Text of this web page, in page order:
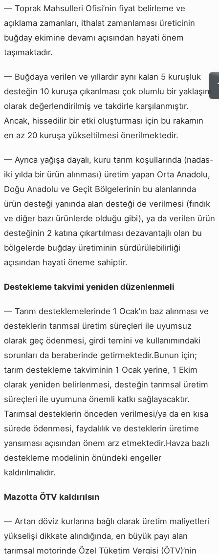
— Toprak Mahsulleri Ofisi’nin fiyat belirleme ve
açıklama zamanları, ithalat zamanlaması üreticinin
buğday ekimine devamı açısından hayati önem
taşımaktadır.
— Buğdaya verilen ve yıllardır aynı kalan 5 kuruşluk
desteğin 10 kuruşa çıkarılması çok olumlu bir yaklaşım
olarak değerlendirilmiş ve takdirle karşılanmıştır.
Ancak, hissedilir bir etki oluşturması için bu rakamın
en az 20 kuruşa yükseltilmesi önerilmektedir.
— Ayrıca yağışa dayalı, kuru tarım koşullarında (nadas-
iki yılda bir ürün alınması) üretim yapan Orta Anadolu,
Doğu Anadolu ve Geçit Bölgelerinin bu alanlarında
ürün desteği yanında alan desteği de verilmesi (fındık
ve diğer bazı ürünlerde olduğu gibi), ya da verilen ürün
desteğinin 2 katına çıkartılması dezavantajlı olan bu
bölgelerde buğday üretiminin sürdürülebilirliği
açısından hayati öneme sahiptir.
Destekleme takvimi yeniden düzenlenmeli
— Tarım desteklemelerinde 1 Ocak’ın baz alınması ve
desteklerin tarımsal üretim süreçleri ile uyumsuz
olarak geç ödenmesi, girdi temini ve kullanımındaki
sorunları da beraberinde getirmektedir.Bunun için;
tarım destekleme takviminin 1 Ocak yerine, 1 Ekim
olarak yeniden belirlenmesi, desteğin tarımsal üretim
süreçleri ile uyumuna önemli katkı sağlayacaktır.
Tarımsal desteklerin önceden verilmesi/ya da en kısa
sürede ödenmesi, faydalılık ve desteklerin üretime
yansıması açısından önem arz etmektedir.Havza bazlı
destekleme modelinin önündeki engeller
kaldırılmalıdır.
Mazotta ÖTV kaldırılsın
— Artan döviz kurlarına bağlı olarak üretim maliyetleri
yükselişi dikkate alındığında, en büyük payı alan
tarımsal motorinde Özel Tüketim Vergisi (ÖTV)’nin